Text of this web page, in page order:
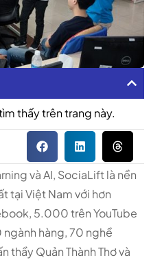
thấy trên trang này.
và AI, SociaLift là nền
tại Việt Nam với hơn
5.000 trên YouTube
hàng, 70 nghề
thầy Quản Thành Thơ và